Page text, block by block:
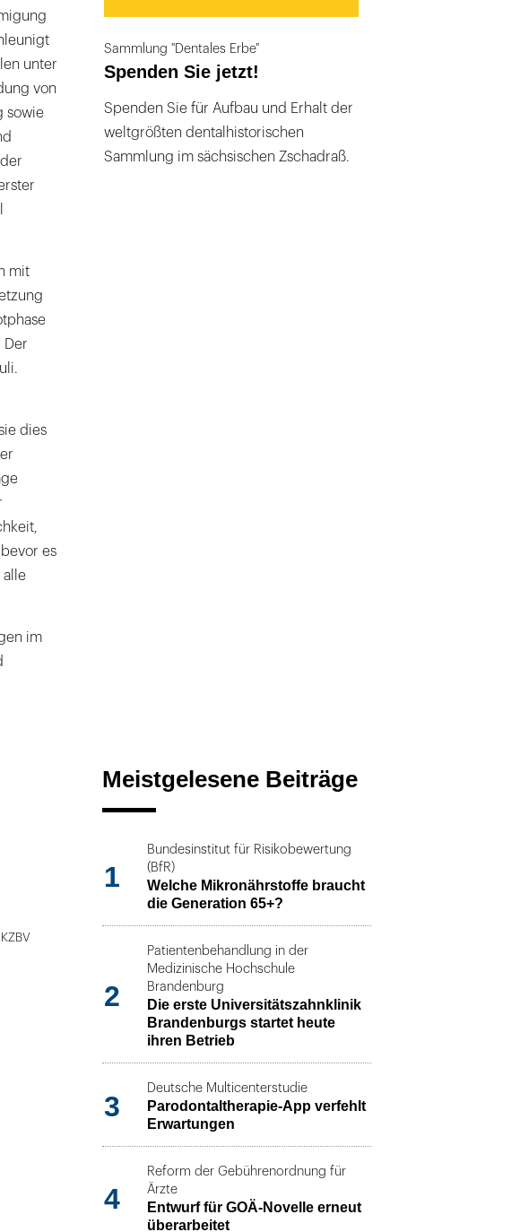
unter
von
sowie
mit
Der
dies
es
alle
im
Sammlung "Dentales Erbe"
Spenden Sie jetzt!
Spenden Sie für Aufbau und Erhalt der
weltgrößten dentalhistorischen
Sammlung im sächsischen Zschadraß.
Meistgelesene Beiträge
1
Bundesinstitut für Risikobewertung
(BfR)
Welche Mikronährstoffe braucht
die Generation 65+?
2
Patientenbehandlung in der
Medizinische Hochschule
Brandenburg
Die erste Universitätszahnklinik
Brandenburgs startet heute
ihren Betrieb
3
Deutsche Multicenterstudie
Parodontaltherapie-App verfehlt
Erwartungen
4
Reform der Gebührenordnung für
Ärzte
Entwurf für GOÄ-Novelle erneut
überarbeitet